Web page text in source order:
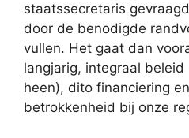
staatssecretaris
door de benodigde
vullen. Het gaat dan
langjarig, integraal beleid
heen), dito financiering
betrokkenheid bij onze